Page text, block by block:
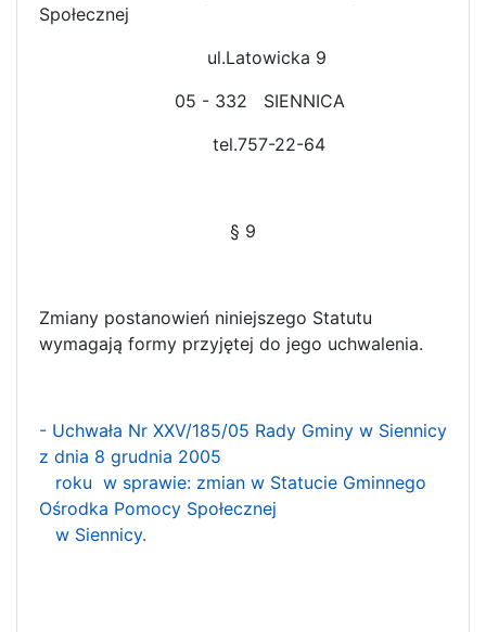
Społecznej
ul.Latowicka 9
05 - 332 SIENNICA
tel.757-22-64
§ 9
Zmiany postanowień niniejszego Statutu
wymagają formy przyjętej do jego uchwalenia.
- Uchwała Nr XXV/185/05 Rady Gminy w Siennicy
z dnia 8 grudnia 2005
roku w sprawie: zmian w Statucie Gminnego
Ośrodka Pomocy Społecznej
w Siennicy.